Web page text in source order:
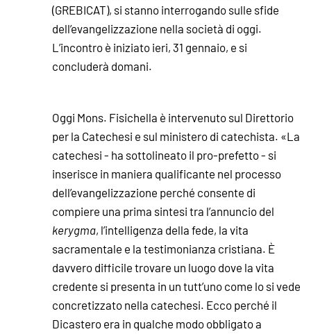
(GREBICAT), si stanno interrogando sulle sfide
dell’evangelizzazione nella società di oggi.
L’incontro è iniziato ieri, 31 gennaio, e si
concluderà domani.
Oggi Mons. Fisichella è intervenuto sul Direttorio
per la Catechesi e sul ministero di catechista. «La
catechesi - ha sottolineato il pro-prefetto - si
inserisce in maniera qualificante nel processo
dell’evangelizzazione perché consente di
compiere una prima sintesi tra l’annuncio del
kerygma, l’intelligenza della fede, la vita
sacramentale e la testimonianza cristiana. È
davvero difficile trovare un luogo dove la vita
credente si presenta in un tutt’uno come lo si vede
concretizzato nella catechesi. Ecco perché il
Dicastero era in qualche modo obbligato a